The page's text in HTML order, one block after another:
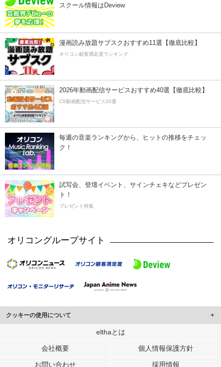
スクール情報はDeview
漫画読み放題サブスクおすすめ11選【徹底比較】
オリコン顧客満足度ランキング
2026年動画配信サービスおすすめ40選【徹底比較】
CS動画配信サービス20選
毎週の音楽ランキングから、ヒットの推移をチェッ
ク！
試写会、登壇イベント、サインチェキなどプレゼン
ト！
プレゼント特集
オリコングループサイト
クッキーの使用について
このサイトでは Cookie を使用して、ユーザーに合わせたコンテンツや広告の
行っています。
メディアや広告配信、データ解析の各パートナーに提供しています。
elthaとは
会社概要 個人情報保護方針
お問い合わせ 採用情報